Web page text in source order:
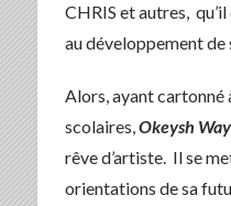
CHRIS et autres,
au développement de
Alors, ayant cartonné
scolaires,Okeysh
rêve d’artiste. Il se
orientations de sa